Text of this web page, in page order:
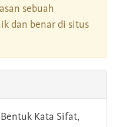
sebuah
dan benar di situs
Kata Sifat,